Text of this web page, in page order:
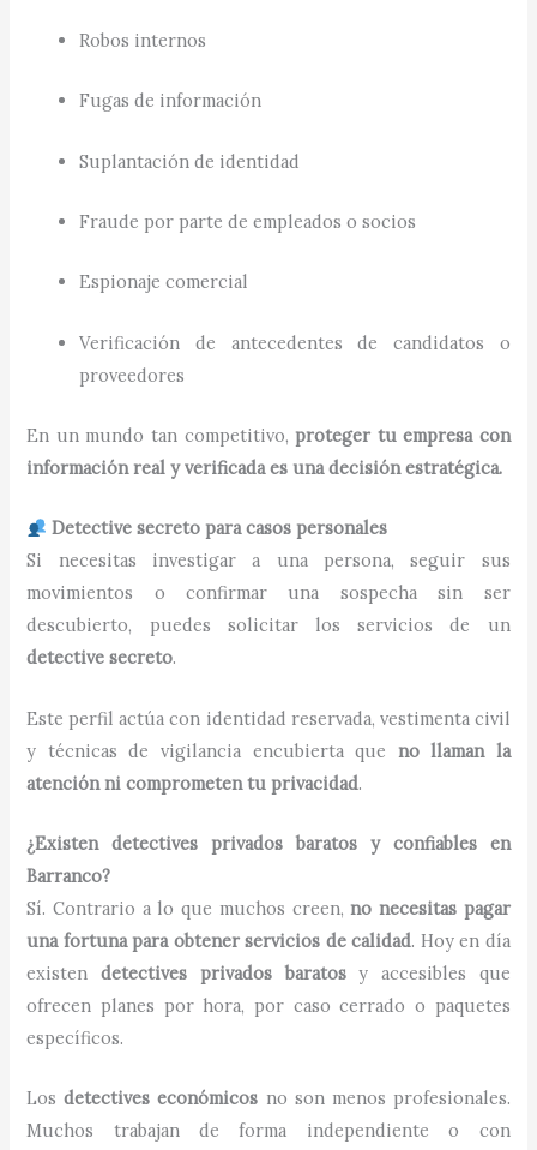
Robos internos
Fugas de información
Suplantación de identidad
Fraude por parte de empleados o socios
Espionaje comercial
Verificación de antecedentes de candidatos o
proveedores
En un mundo tan competitivo, proteger tu empresa con
información real y verificada es una decisión estratégica.
Detective secreto para casos personales
Si necesitas investigar a una persona, seguir sus
movimientos o confirmar una sospecha sin ser
descubierto, puedes solicitar los servicios de un
detective secreto.
Este perfil actúa con identidad reservada, vestimenta civil
y técnicas de vigilancia encubierta que no llaman la
atención ni comprometen tu privacidad.
¿Existen detectives privados baratos y confiables en
Barranco?
Sí. Contrario a lo que muchos creen,no necesitas pagar
una fortuna para obtener servicios de calidad. Hoy en día
existendetectives privados baratosy accesibles que
ofrecen planes por hora, por caso cerrado o paquetes
específicos.
Losdetectives económicos no son menos profesionales.
Muchos trabajan de forma independiente o con